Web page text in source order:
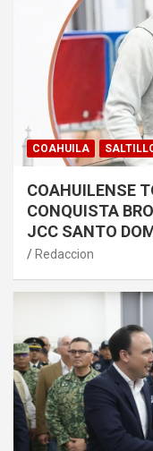
COAHUILA
COAHUILENSE
CONQUISTA
JCC SANTO
Redaccion